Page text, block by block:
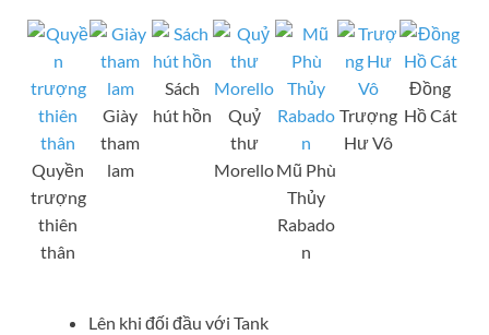
Quyền
trượng
thiên
thân
Giày
tham
lam
Sách
hút hồn
Quỷ
thư
MorelloMũ Phù
Thủy
Rabado
n
Trượng
Hư Vô
Đồng
Hồ Cát
Lên khi đối đầu với Tank